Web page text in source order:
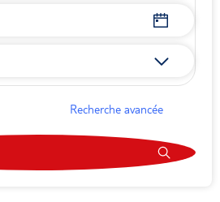
Recherche avancée